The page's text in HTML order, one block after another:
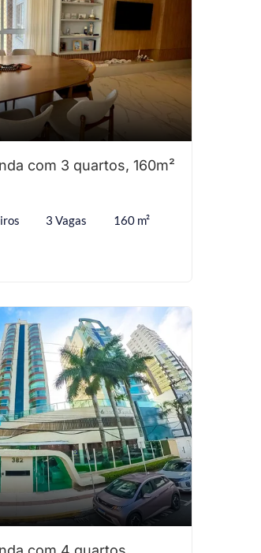
com 3 quartos, 160m²
3 Vagas 160 m²